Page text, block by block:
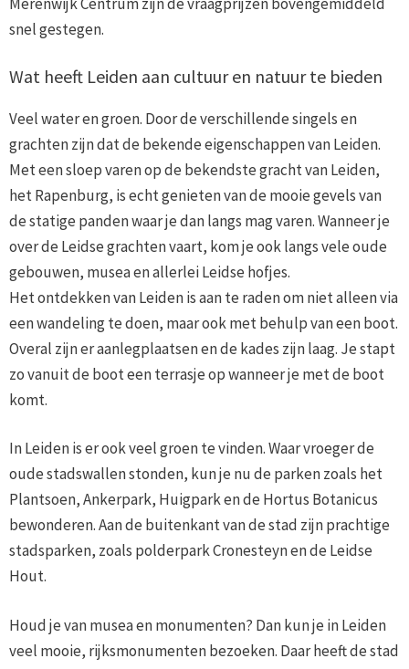
snel gestegen.
Wat heeft Leiden aan cultuur en natuur te bieden
Veel water en groen. Door de verschillende singels en
grachten zijn dat de bekende eigenschappen van Leiden.
Met een sloep varen op de bekendste gracht van Leiden,
het Rapenburg, is echt genieten van de mooie gevels van
de statige panden waar je dan langs mag varen. Wanneer je
over de Leidse grachten vaart, kom je ook langs vele oude
gebouwen, musea en allerlei Leidse hofjes.
Het ontdekken van Leiden is aan te raden om niet alleen via
een wandeling te doen, maar ook met behulp van een boot.
Overal zijn er aanlegplaatsen en de kades zijn laag. Je stapt
zo vanuit de boot een terrasje op wanneer je met de boot
komt.
In Leiden is er ook veel groen te vinden. Waar vroeger de
oude stadswallen stonden, kun je nu de parken zoals het
Plantsoen, Ankerpark, Huigpark en de Hortus Botanicus
bewonderen. Aan de buitenkant van de stad zijn prachtige
stadsparken, zoals polderpark Cronesteyn en de Leidse
Hout.
Houd je van musea en monumenten? Dan kun je in Leiden
veel mooie, rijksmonumenten bezoeken. Daar heeft de stad